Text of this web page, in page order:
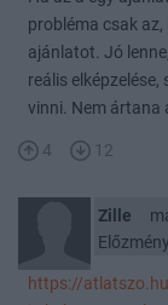
probléma csak
ajánlatot. Jó
reális
vinni. Nem ártana
4 12
Zille
https://